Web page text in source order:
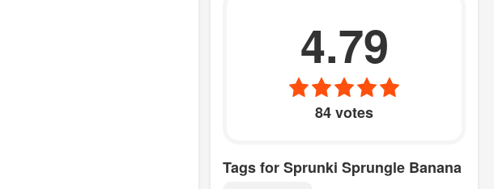
4.79
84 votes
Tags for Sprunki Sprungle Banana